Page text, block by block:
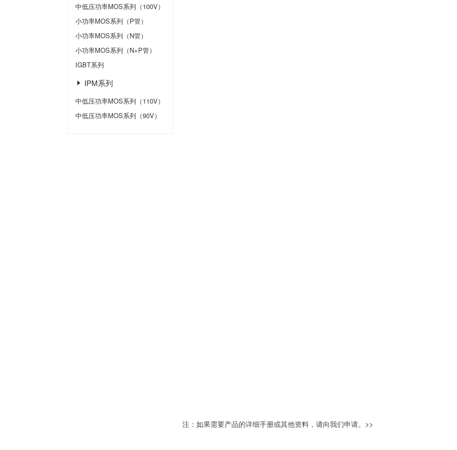
中低压功率MOS系列（100V）
小功率MOS系列（P管）
小功率MOS系列（N管）
小功率MOS系列（N+P管）
IGBT系列
IPM系列
中低压功率MOS系列（110V）
中低压功率MOS系列（90V）
注：如果需要产品的详细手册或其他资料，请向我们申请。 >>